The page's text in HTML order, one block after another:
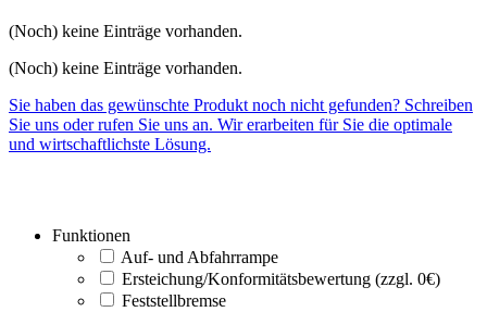
(Noch) keine Einträge vorhanden.
(Noch) keine Einträge vorhanden.
Sie haben das gewünschte Produkt noch nicht gefunden? Schreiben
Sie uns oder rufen Sie uns an. Wir erarbeiten für Sie die optimale
und wirtschaftlichste Lösung.
Funktionen
Auf- und Abfahrrampe
Ersteichung/Konformitätsbewertung (zzgl. 0€)
Feststellbremse